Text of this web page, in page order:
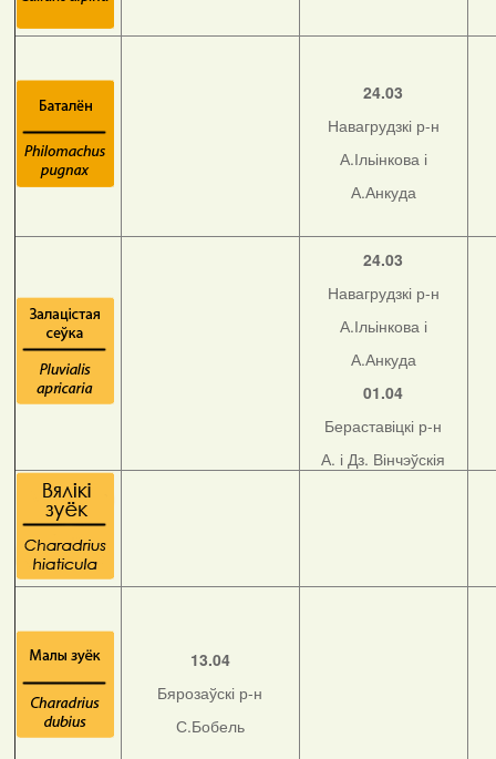
24.03
Навагрудзкі р-н
А.Ільінкова і
А.Анкуда
24.03
Навагрудзкі р-н
А.Ільінкова і
А.Анкуда
01.04
Бераставіцкі р-н
А. і Дз. Вінчэўскія
13.04
Бярозаўскі р-н
С.Бобель